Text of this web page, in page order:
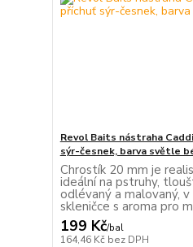
Revol Baits nástraha
sýr-česnek, barva světle
Chrostík 20 mm je
ideální na pstruhy,
odlévaný a malovaný,
skleničce s aroma pro
199 Kč/bal
164,46 Kč bez DPH